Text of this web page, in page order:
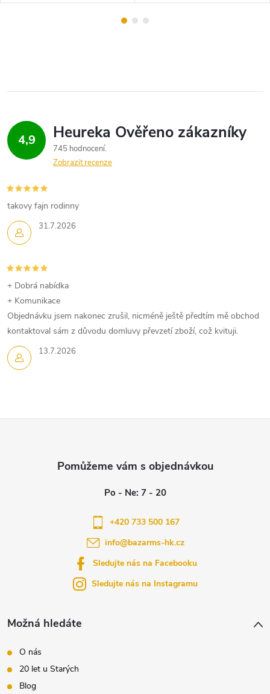
4,9
745 hodnocení
Zobrazit recenze
31.7.2026
takovy fajn rodinny
13.7.2026
+ Dobrá nabídka
+ Komunikace
Objednávku jsem nakonec zrušil, nicméně ještě předtím mě obchod
kontaktoval sám z důvodu domluvy převzetí zboží, což kvituji.
Možná hledáte
O nás
20 let u Starých
Blog
info@bazarms-hk.cz
+420 733 500 167
Sledujte nás na Facebooku
Sledujte nás na Instagramu